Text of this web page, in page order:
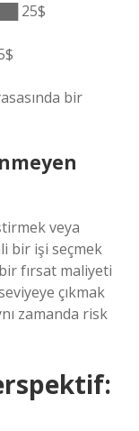
25$
bir
veya
bir işi seçmek
fırsat maliyeti
çıkmak
zamanda risk